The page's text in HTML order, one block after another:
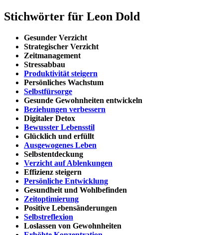
Stichwörter für Leon Dold
Gesunder Verzicht
Strategischer Verzicht
Zeitmanagement
Stressabbau
Produktivität steigern
Persönliches Wachstum
Selbstfürsorge
Gesunde Gewohnheiten entwickeln
Beziehungen verbessern
Digitaler Detox
Bewusster Lebensstil
Glücklich und erfüllt
Ausgewogenes Leben
Selbstentdeckung
Verzicht auf Ablenkungen
Effizienz steigern
Persönliche Entwicklung
Gesundheit und Wohlbefinden
Zeitoptimierung
Positive Lebensänderungen
Selbstreflexion
Loslassen von Gewohnheiten